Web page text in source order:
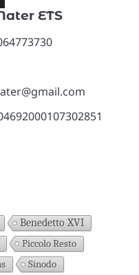
ETS
Benedetto XVI
Piccolo Resto
Sinodo